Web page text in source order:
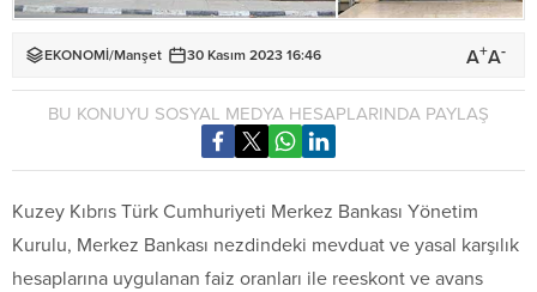
EKONOMİ/Manşet 30 Kasım 2023 16:46 A+A-
BU KONUYU SOSYAL MEDYA HESAPLARINDA PAYLAŞ
Kuzey Kıbrıs Türk Cumhuriyeti Merkez Bankası Yönetim
Kurulu, Merkez Bankası nezdindeki mevduat ve yasal karşılık
hesaplarına uygulanan faiz oranları ile reeskont ve avans